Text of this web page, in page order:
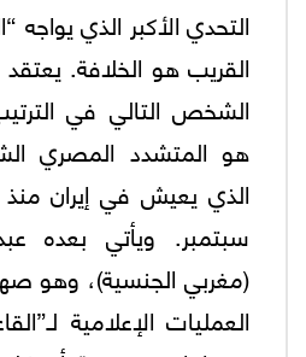
التحدي الأكبر الذي يواجه
القريب هو الخلافة.
الشخص التالي في
هو المتشدد المصري
الذي يعيش في إيران
سبتمبر. ويأتي بعده
(مغربي الجنسية)، وهو
العمليات الإعلامية